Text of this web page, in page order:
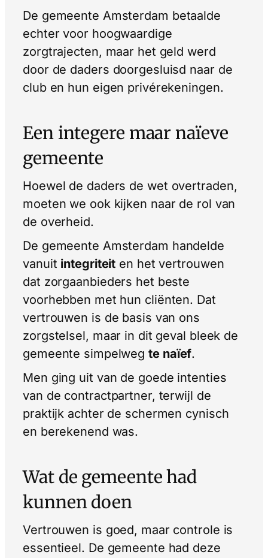
De gemeente Amsterdam betaalde
echter voor hoogwaardige
zorgtrajecten, maar het geld werd
door de daders doorgesluisd naar de
club en hun eigen privérekeningen.
Een integere maar naïeve
gemeente
Hoewel de daders de wet overtraden,
moeten we ook kijken naar de rol van
de overheid.
De gemeente Amsterdam handelde
vanuit integriteit en het vertrouwen
dat zorgaanbieders het beste
voorhebben met hun cliënten. Dat
vertrouwen is de basis van ons
zorgstelsel, maar in dit geval bleek de
gemeente simpelwegte naïef.
Men ging uit van de goede intenties
van de contractpartner, terwijl de
praktijk achter de schermen cynisch
en berekenend was.
Wat de gemeente had
kunnen doen
Vertrouwen is goed, maar controle is
essentieel. De gemeente had deze